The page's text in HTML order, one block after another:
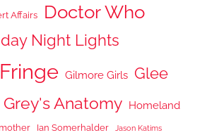
Affairs Doctor Who
Night Lights
Fringe Gilmore Girls Glee
Grey's Anatomy Homeland
Ian Somerhalder Jason Katims